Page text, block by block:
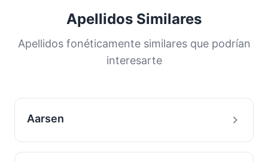
Apellidos Similares
Apellidos fonéticamente similares que podrían
interesarte
Aarsen